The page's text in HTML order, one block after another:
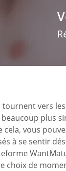
tournent vers
plus
cela, vous
à se sentir
choix de